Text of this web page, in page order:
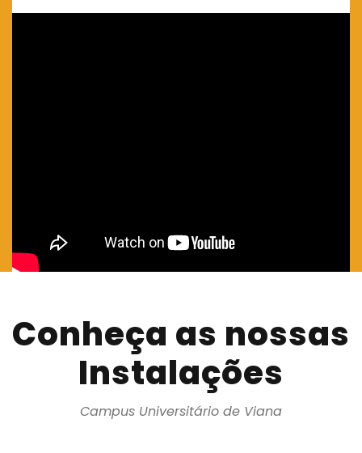
Conheça as nossas
Instalações
Campus Universitário de Viana